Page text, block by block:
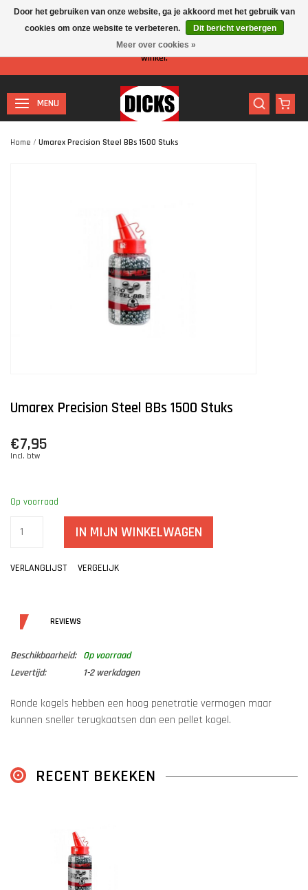
Let op: I.v.m. de zomervakantie is er minder personeel aanwezig in de
winkel.
MENU
Home / Umarex Precision Steel BBs 1500 Stuks
Umarex Precision Steel BBs 1500 Stuks
€7,95
Incl. btw
Op voorraad
IN MIJN WINKELWAGEN
VERLANGLIJST VERGELIJK
DETAILSREVIEWS
Beschikbaarheid:
Op voorraad
Levertijd:
1-2 werkdagen
Ronde kogels hebben een hoog penetratie vermogen maar
kunnen sneller terugkaatsen dan een pellet kogel.
Stalen bbs met hoge inslag.
RECENT BEKEKEN
Door het gebruiken van onze website, ga je akkoord met het gebruik van
cookies om onze website te verbeteren.
Dit bericht verbergen
Meer over cookies »